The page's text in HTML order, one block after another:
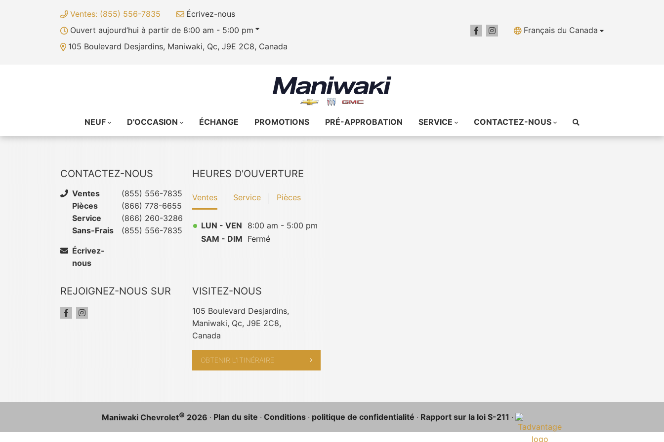
Ventes: (855) 556-7835
Écrivez-nous
Ouvert aujourd’hui à partir de 8:00 am - 5:00 pm
105 Boulevard Desjardins, Maniwaki, Qc, J9E 2C8, Canada
Français du Canada
NEUF D'OCCASION ÉCHANGE PROMOTIONS PRÉ-APPROBATION SERVICE CONTACTEZ-NOUS
CONTACTEZ-NOUS
Ventes
(855) 556-7835
Pièces
(866) 778-6655
Service
(866) 260-3286
Sans-Frais
(855) 556-7835
Écrivez-
nous
HEURES D'OUVERTURE
Ventes Service Pièces
LUN - VEN
8:00 am - 5:00 pm
SAM - DIM Fermé
REJOIGNEZ-NOUS SUR VISITEZ-NOUS
105 Boulevard Desjardins,
Maniwaki, Qc, J9E 2C8,
Canada
OBTENIR L'ITINÉRAIRE
Maniwaki Chevrolet© 2026 · Plan du site · Conditions · politique de confidentialité · Rapport sur la loi S-211 ·